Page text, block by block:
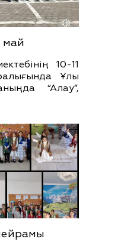
май
10-11
Ұлы
“Алау”,